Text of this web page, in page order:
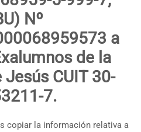
Nº
a
de la
CUIT 30-
7.
copiar la información relativa a